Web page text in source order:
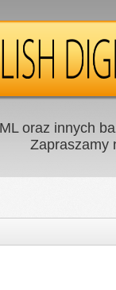
oraz innych
Zapraszamy